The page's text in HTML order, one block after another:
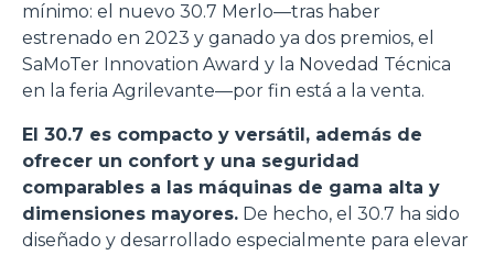
mínimo: el nuevo 30.7 Merlo—tras haber
estrenado en 2023 y ganado ya dos premios, el
SaMoTer Innovation Award y la Novedad Técnica
en la feria Agrilevante—por fin está a la venta.
El 30.7 es compacto y versátil, además de
ofrecer un confort y una seguridad
comparables a las máquinas de gama alta y
dimensiones mayores. De hecho, el 30.7 ha sido
diseñado y desarrollado especialmente para elevar